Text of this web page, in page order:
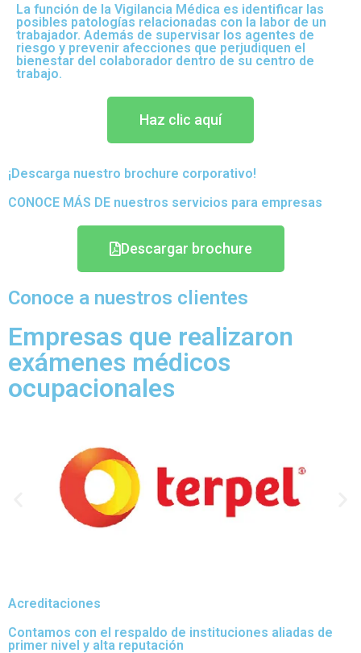
La función de la Vigilancia Médica es identificar las
posibles patologías relacionadas con la labor de un
trabajador. Además de supervisar los agentes de
riesgo y prevenir afecciones que perjudiquen el
bienestar del colaborador dentro de su centro de
trabajo.
Haz clic aquí
¡Descarga nuestro brochure corporativo!
CONOCE MÁS DE nuestros servicios para empresas
Descargar brochure
Conoce a nuestros clientes
Empresas que realizaron
exámenes médicos
ocupacionales
Acreditaciones
Contamos con el respaldo de instituciones aliadas de
primer nivel y alta reputación